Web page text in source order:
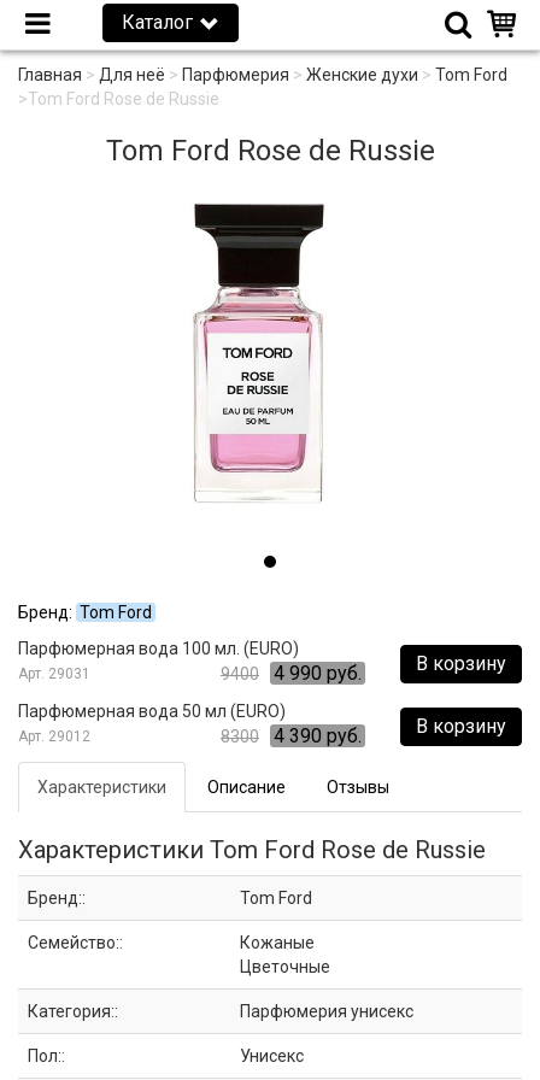
Каталог
Главная > Для неё > Парфюмерия > Женские духи > Tom Ford
>Tom Ford Rose de Russie
Tom Ford Rose de Russie
Бренд: Tom Ford
В корзину
Парфюмерная вода 100 мл. (EURO)
29031 9400 4 990 руб.
В корзину
Парфюмерная вода 50 мл (EURO)
29012 8300 4 390 руб.
Характеристики Описание Отзывы
Характеристики Tom Ford Rose de Russie
Бренд:: Tom Ford
Семейство::
Кожаные
Цветочные
Категория:: Парфюмерия унисекс
Пол:: Унисекс